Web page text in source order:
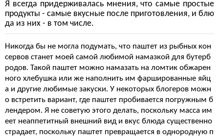
Я всегда придерживалась мнения, что самые простые
продукты - самые вкусные после приготовления, и блю
да из них - в том числе.
Никогда бы не могла подумать, что паштет из рыбных кон
сервов станет моей самой любимой намазкой для бутерб
родов. Такой паштет можно намазать на ломтик обжарен
ного хлебушка или же наполнить им фаршированные яйц
а и другие любимые закуски. У некоторых блогеров можн
о встретить вариант, где паштет пробивается погружным б
лендером. Я не советую этого делать, поскольку масса им
еет неаппетитный внешний вид и вкус блюда существенно
страдает, поскольку паштет превращается в однородную п